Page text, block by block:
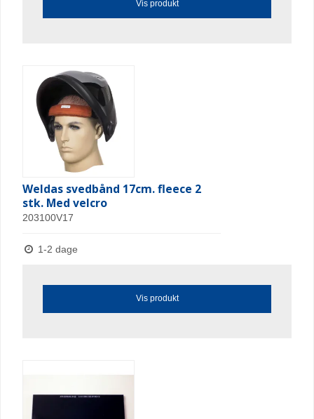
Vis produkt
Weldas svedbånd 17cm. fleece 2
stk. Med velcro
203100V17
1-2 dage
Vis produkt